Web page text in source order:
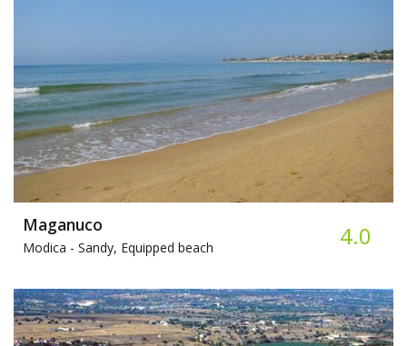
Maganuco
Modica - Sandy, Equipped beach 4.0